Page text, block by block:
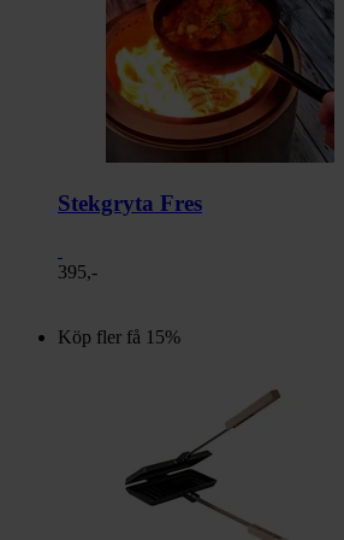
Stekgryta Fres
395,-
Köp fler få 15%